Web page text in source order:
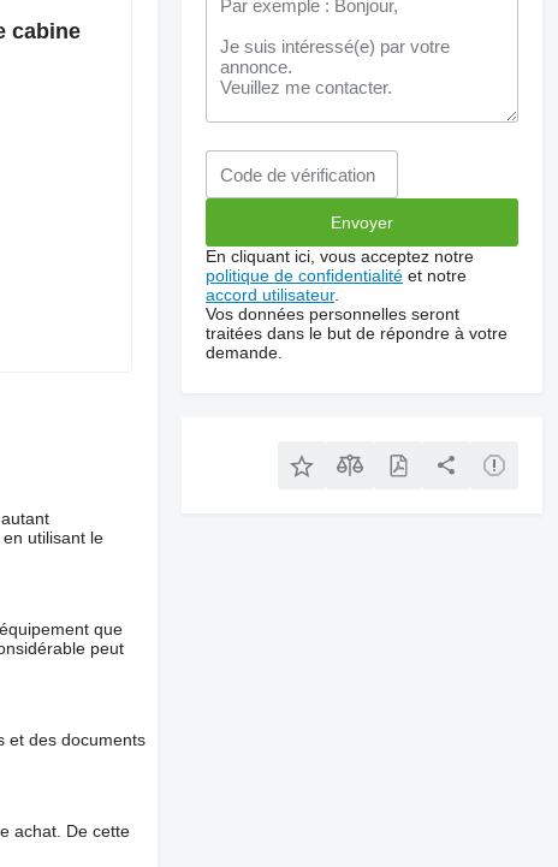
cabine
utilisant le
que
peut
et des documents
achat. De cette
En cliquant ici, vous acceptez notre
politique de confidentialité et notre
accord utilisateur.
Vos données personnelles seront
traitées dans le but de répondre à votre
demande.